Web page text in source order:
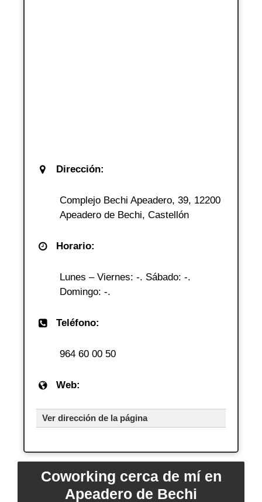
Dirección:
Complejo Bechi Apeadero, 39, 12200
Apeadero de Bechi, Castellón
Horario:
Lunes – Viernes: -. Sábado: -.
Domingo: -.
Teléfono:
964 60 00 50
Web:
Ver dirección de la página
Coworking cerca de mí en
Apeadero de Bechi